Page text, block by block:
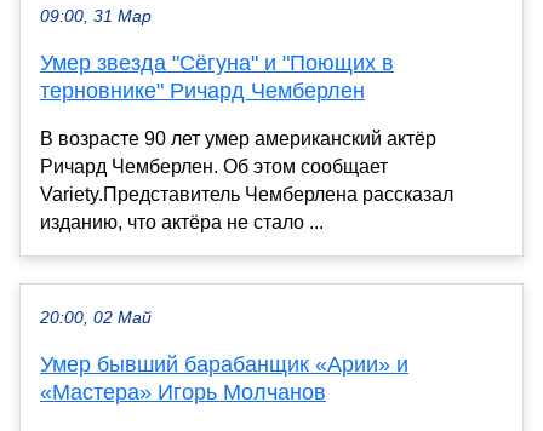
09:00, 31 Мар
Умер звезда "Сёгуна" и "Поющих в
терновнике" Ричард Чемберлен
В возрасте 90 лет умер американский актёр
Ричард Чемберлен. Об этом сообщает
Variety.Представитель Чемберлена рассказал
изданию, что актёра не стало ...
20:00, 02 Май
Умер бывший барабанщик «Арии» и
«Мастера» Игорь Молчанов